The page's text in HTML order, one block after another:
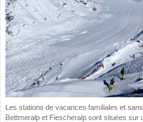
Les stations de vacances familiales et
Bettmeralp et Fiescheralp sont situées sur